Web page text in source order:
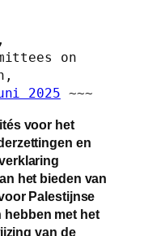
on
2025 ~~~
voor het
en
het bieden van
Palestijnse
hebben met het
van de